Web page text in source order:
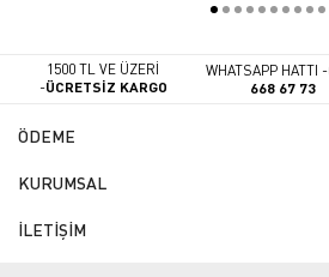
1500 TL VE ÜZERİ
-ÜCRETSİZ KARGO
WHATSAPP HATTI -
668 67 73
ÖDEME
KURUMSAL
İLETİŞİM